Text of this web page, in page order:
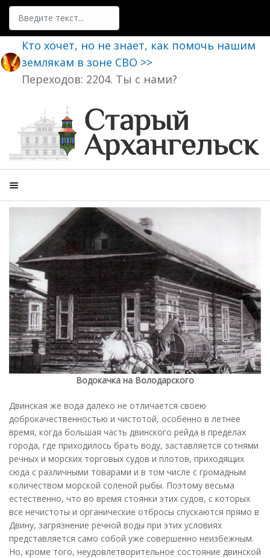
Поиск
Кто хочет, но не знает, как помочь нашим
землякам в зоне СВО >>
Переходов: 2204. Ты с нами?
Водокачка на Володарского
Двинская же вода далеко не отличается своею
доброкачественностью и чистотой, особенно в летнее
время, когда большая часть двинского рейда в пределах
города, где приходилось брать воду, заставляется сотнями
речных и морских торговых судов и плотов, приходящих
сюда с различными товарами и в том числе с громадным
количеством морской соленой рыбы. Поэтому весьма
естественно, что во время стоянки этих судов, с которых
все нечистоты и органические отбросы спускаются прямо в
Двину, загрязнение речной воды при этих условиях
представляется само собой уже совершенно неизбежным.
Но, кроме того, неудовлетворительное состояние двинской